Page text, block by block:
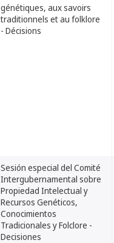
génétiques, aux savoirs
traditionnels et au folklore
- Décisions
Sesión especial del Comité
Intergubernamental sobre
Propiedad Intelectual y
Recursos Genéticos,
Conocimientos
Tradicionales y Folclore -
Decisiones